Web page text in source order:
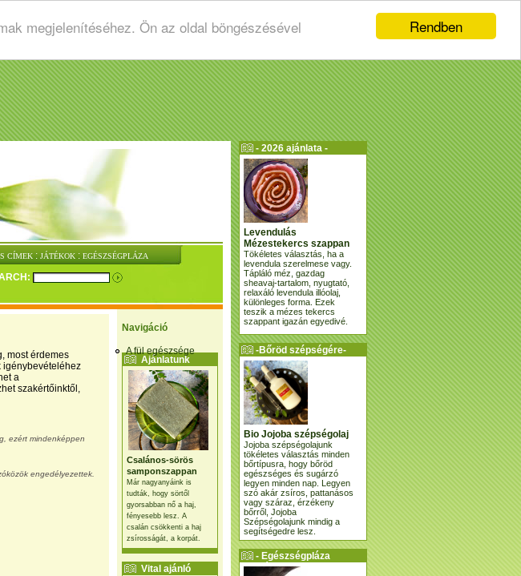
Rendben
megjelenítéséhez. Ön az oldal böngészésével
CÍMEK : JÁTÉKOK : EGÉSZSÉGPLÁZA
Navigáció
A fül egészsége
Ajánlatunk
Csalános-sörös
samponszappan
Már nagyanyáink is
tudták, hogy sörtől
gyorsabban nő a haj,
fényesebb lesz. A
csalán csökkenti a haj
zsírosságát, a korpát.
Vital ajánló
most érdemes
igénybevételéhez
a
szakértőinktől,
ezért mindenképpen
engedélyezettek.
- 2026 ajánlata -
Levendulás
Mézestekercs szappan
Tökéletes választás, ha a
levendula szerelmese vagy.
Tápláló méz, gazdag
sheavaj-tartalom, nyugtató,
relaxáló levendula illóolaj,
különleges forma. Ezek
teszik a mézes tekercs
szappant igazán egyedivé.
-Bőröd szépségére-
Bio Jojoba szépségolaj
Jojoba szépségolajunk
tökéletes választás minden
bőrtípusra, hogy bőröd
egészséges és sugárzó
legyen minden nap. Legyen
szó akár zsíros, pattanásos
vagy száraz, érzékeny
bőrről, Jojoba
Szépségolajunk mindig a
segítségedre lesz.
- Egészségpláza
ajánlatunk -